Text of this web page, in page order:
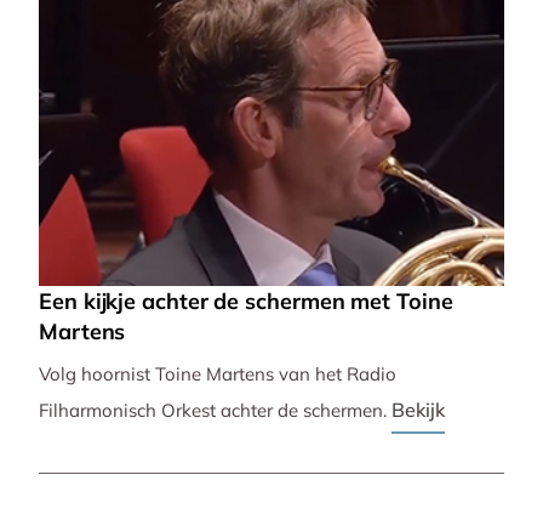
Een kijkje achter de schermen met Toine
Martens
Volg hoornist Toine Martens van het Radio
Filharmonisch Orkest achter de schermen. Bekijk